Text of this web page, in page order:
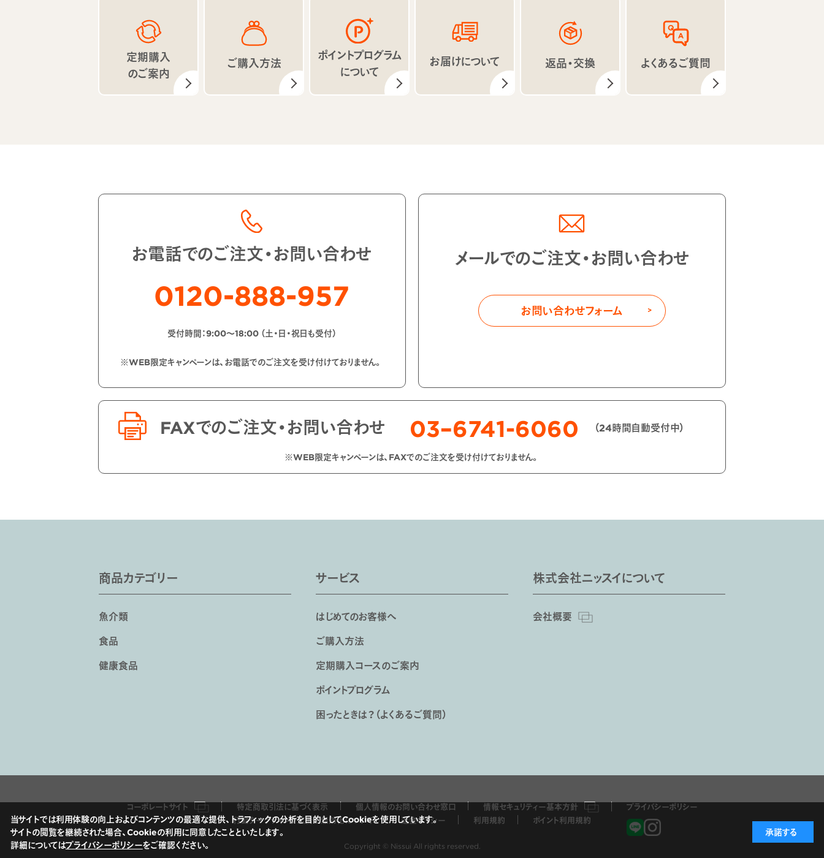
定期購入
のご案内
ご購入方法
ポイントプログラム
について
お届けについて 返品・交換 よくあるご質問
お電話でのご注文・お問い合わせ
0120-888-957
受付時間：9:00〜18:00 （土・日・祝日も受付）
※WEB限定キャンペーンは、お電話でのご注文を受け付けておりません。
メールでのご注文・お問い合わせ
お問い合わせフォーム
FAXでのご注文・お問い合わせ 03–6741-6060 （24時間自動受付中）
※WEB限定キャンペーンは、FAXでのご注文を受け付けておりません。
商品カテゴリー
魚介類
食品
健康食品
サービス
はじめてのお客様へ
ご購入方法
定期購入コースのご案内
ポイントプログラム
困ったときは？（よくあるご質問）
株式会社ニッスイについて
会社概要
コーポレートサイト 特定商取引法に基づく表示 個人情報のお問い合わせ窓口 情報セキュリティー基本方針
プライバシーポリシー
行動ターゲティング広告の無効化について
返金ポリシー 利用規約 ポイント利用規約
Copyright © Nissui All rights reserved.
当サイトでは利用体験の向上およびコンテンツの最適な提供、トラフィックの分析を目的としてCookieを使用しています。
サイトの閲覧を継続された場合、Cookieの利用に同意したことといたします。
詳細についてはプライバシーポリシーをご確認ください。
承諾する